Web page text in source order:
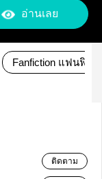
อ่านเลย
Fanfiction แฟนฟิค
ติดตาม